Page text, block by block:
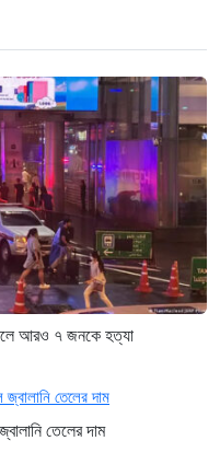
আরও ৭ জনকে হত্যা
তেলের দাম